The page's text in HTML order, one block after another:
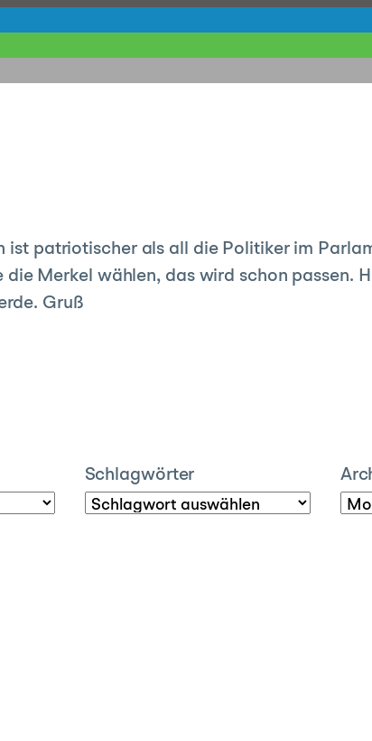
patriotischer als all die Politiker im
Merkel wählen, das wird schon passen.
Gruß
Schlagwörter